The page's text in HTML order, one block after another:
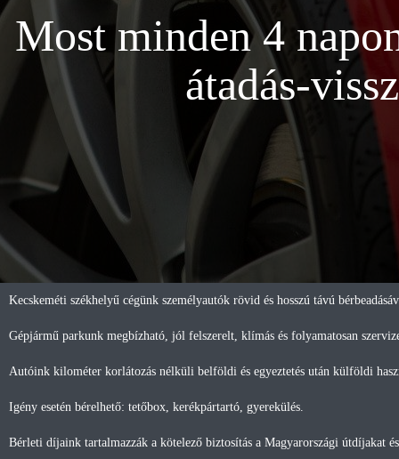
Most minden 4
átadás-
Kecskeméti székhelyű cégünk személyautók rövid és hosszú távú
Gépjármű parkunk megbízható, jól felszerelt, klímás és folyamatosan
Autóink kilométer korlátozás nélküli belföldi és egyeztetés után külföldi
Igény esetén bérelhető: tetőbox, kerékpártartó, gyerekülés.
Bérleti díjaink tartalmazzák a kötelező biztosítás a Magyarországi útdíjakat